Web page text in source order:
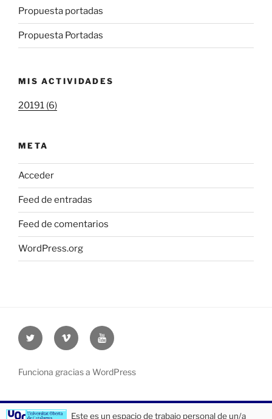
Propuesta portadas
Propuesta Portadas
MIS ACTIVIDADES
20191 (6)
META
Acceder
Feed de entradas
Feed de comentarios
WordPress.org
Twitter
UOC
Vimeo
UOC
Youtube
UOC
Funciona gracias a WordPress
Este es un espacio de trabajo personal de un/a